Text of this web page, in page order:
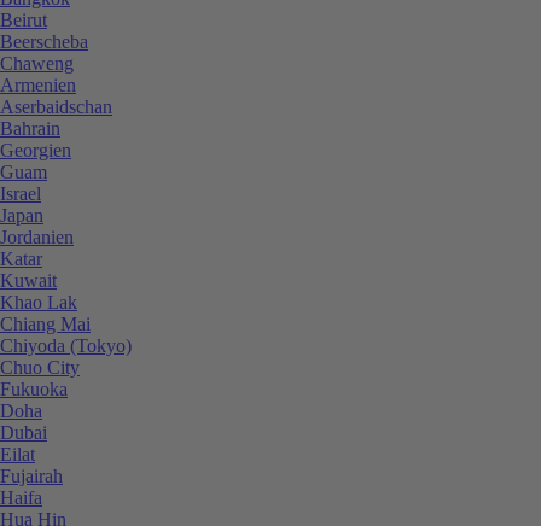
Beirut
Beerscheba
Chaweng
Armenien
Aserbaidschan
Bahrain
Georgien
Guam
Israel
Japan
Jordanien
Katar
Kuwait
Khao Lak
Chiang Mai
Chiyoda (Tokyo)
Chuo City
Fukuoka
Doha
Dubai
Eilat
Fujairah
Haifa
Hua Hin